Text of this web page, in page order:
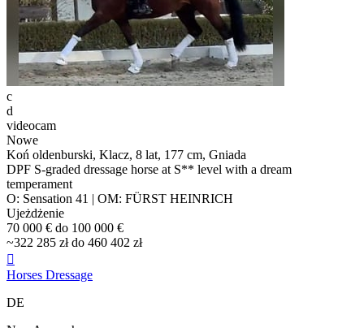
c
d
videocam
Nowe
Koń oldenburski, Klacz, 8 lat, 177 cm, Gniada
DPF S-graded dressage horse at S** level with a dream
temperament
O: Sensation 41 | OM: FÜRST HEINRICH
Ujeżdżenie
70 000 € do 100 000 €
~322 285 zł do 460 402 zł

Horses Dressage
DE